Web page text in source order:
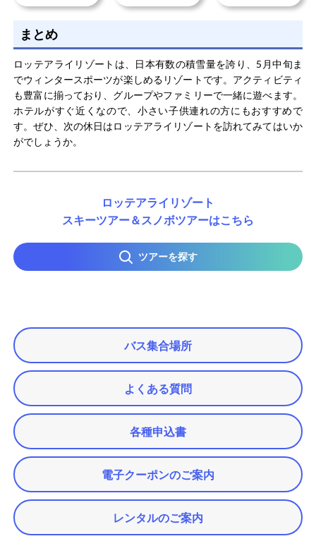
まとめ
ロッテアライリゾートは、日本有数の積雪量を誇り、5月中旬ま
でウィンタースポーツが楽しめるリゾートです。アクティビティ
も豊富に揃っており、グループやファミリーで一緒に遊べます。
ホテルがすぐ近くなので、小さい子供連れの方にもおすすめで
す。ぜひ、次の休日はロッテアライリゾートを訪れてみてはいか
がでしょうか。
ロッテアライリゾート
スキーツアー＆スノボツアーはこちら
ツアーを探す
バス集合場所
よくある質問
各種申込書
電子クーポンのご案内
レンタルのご案内